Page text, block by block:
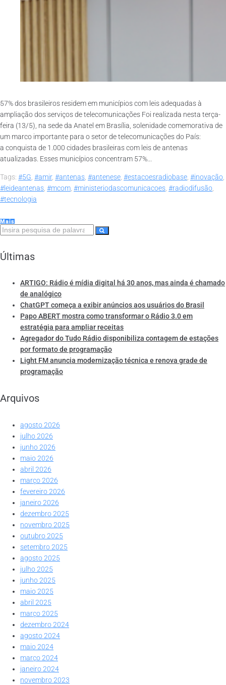
57% dos brasileiros residem em municípios com leis adequadas à
ampliação dos serviços de telecomunicações Foi realizada nesta terça-
feira (13/5), na sede da Anatel em Brasília, solenidade comemorativa de
um marco importante para o setor de telecomunicações do País:
a conquista de 1.000 cidades brasileiras com leis de antenas
atualizadas. Esses municípios concentram 57%...
Tags: #5G, #amir, #antenas, #antenese, #estacoesradiobase, #inovação,
#leideantenas, #mcom, #ministeriodascomunicacoes, #radiodifusão,
#tecnologia
Mais
Últimas
ARTIGO: Rádio é mídia digital há 30 anos, mas ainda é chamado
de analógico
ChatGPT começa a exibir anúncios aos usuários do Brasil
Papo ABERT mostra como transformar o Rádio 3.0 em
estratégia para ampliar receitas
Agregador do Tudo Rádio disponibiliza contagem de estações
por formato de programação
Light FM anuncia modernização técnica e renova grade de
programação
Arquivos
agosto 2026
julho 2026
junho 2026
maio 2026
abril 2026
março 2026
fevereiro 2026
janeiro 2026
dezembro 2025
novembro 2025
outubro 2025
setembro 2025
agosto 2025
julho 2025
junho 2025
maio 2025
abril 2025
março 2025
dezembro 2024
agosto 2024
maio 2024
março 2024
janeiro 2024
novembro 2023